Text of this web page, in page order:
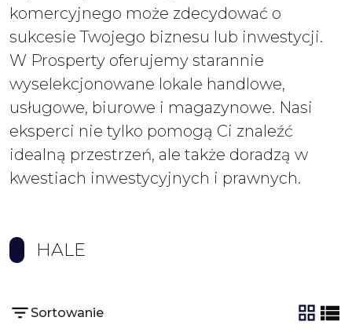
komercyjnego może zdecydować o
sukcesie Twojego biznesu lub inwestycji.
W Prosperty oferujemy starannie
wyselekcjonowane lokale handlowe,
usługowe, biurowe i magazynowe. Nasi
eksperci nie tylko pomogą Ci znaleźć
idealną przestrzeń, ale także doradzą w
kwestiach inwestycyjnych i prawnych.
HALE
Sortowanie
tabela